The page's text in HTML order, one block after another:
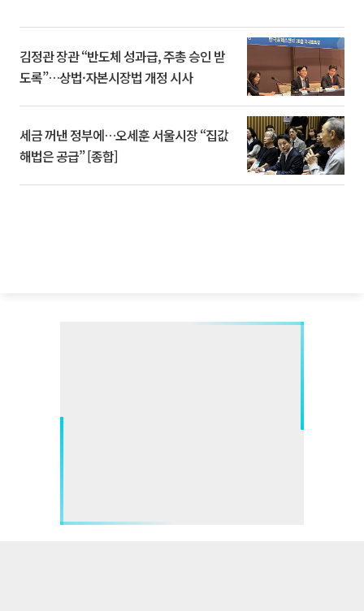
김정관 장관 “반도체 성과급, 주총 승인 받
도록”…상법·자본시장법 개정 시사
세금 꺼낸 정부에…오세훈 서울시장 “집값
해법은 공급” [종합]